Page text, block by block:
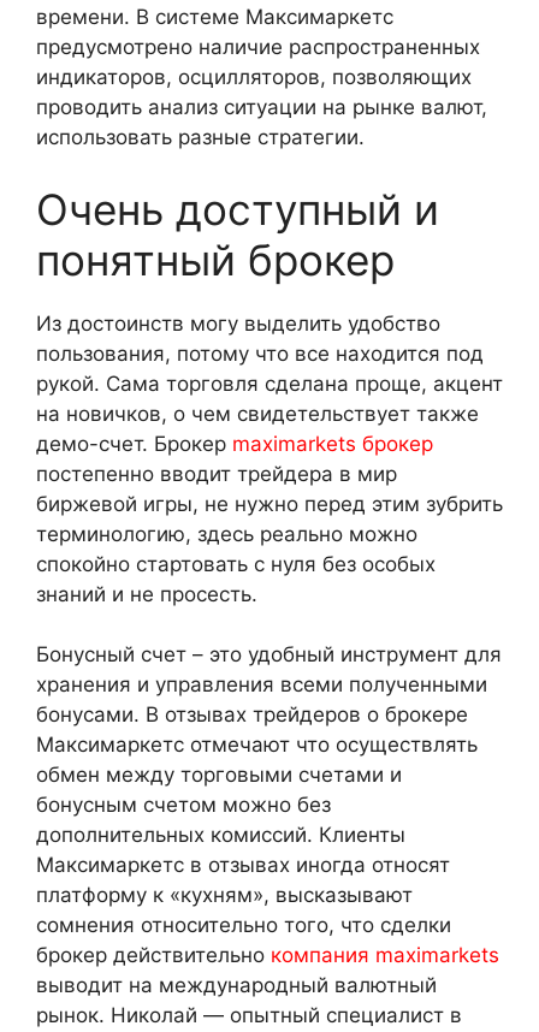
времени. В системе Максимаркетс
предусмотрено наличие распространенных
индикаторов, осцилляторов, позволяющих
проводить анализ ситуации на рынке валют,
использовать разные стратегии.
Очень доступный и
понятный брокер
Из достоинств могу выделить удобство
пользования, потому что все находится под
рукой. Сама торговля сделана проще, акцент
на новичков, о чем свидетельствует также
демо-счет. Брокер maximarkets брокер
постепенно вводит трейдера в мир
биржевой игры, не нужно перед этим зубрить
терминологию, здесь реально можно
спокойно стартовать с нуля без особых
знаний и не просесть.
Бонусный счет – это удобный инструмент для
хранения и управления всеми полученными
бонусами. В отзывах трейдеров о брокере
Максимаркетс отмечают что осуществлять
обмен между торговыми счетами и
бонусным счетом можно без
дополнительных комиссий. Клиенты
Максимаркетс в отзывах иногда относят
платформу к «кухням», высказывают
сомнения относительно того, что сделки
брокер действительно компания maximarkets
выводит на международный валютный
рынок. Николай — опытный специалист в